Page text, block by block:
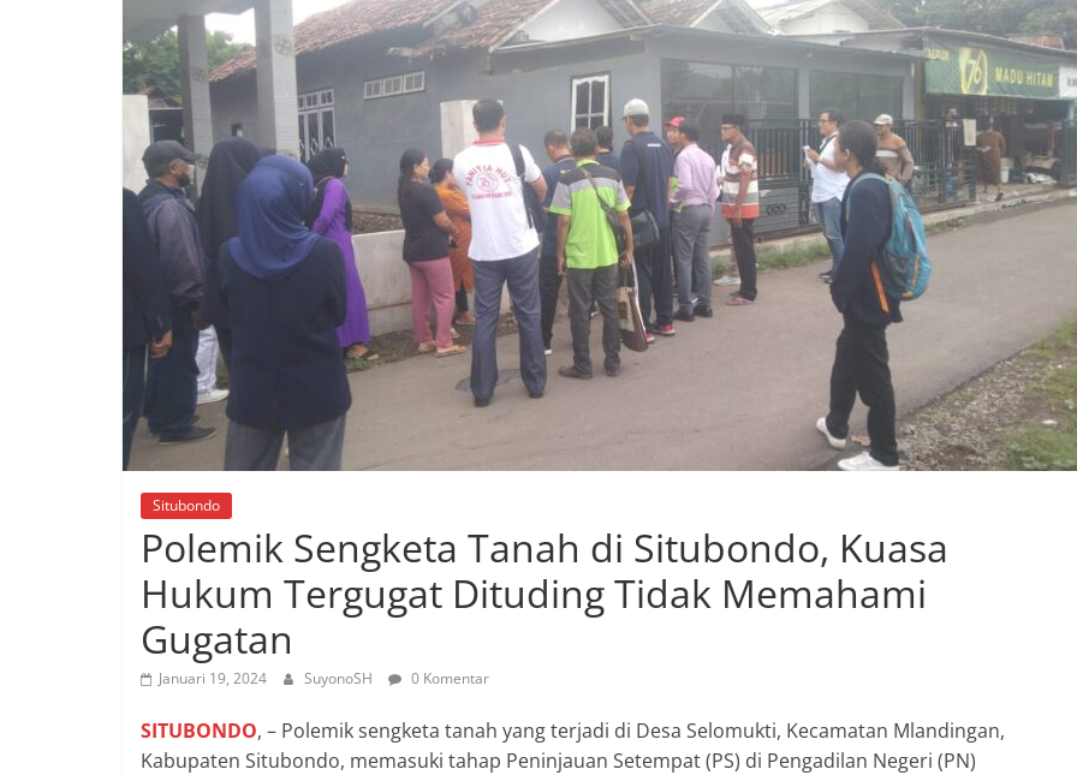
Situbondo
Polemik Sengketa Tanah di Situbondo, Kuasa
Hukum Tergugat Dituding Tidak Memahami
Gugatan
Januari 19, 2024 SuyonoSH 0 Komentar
SITUBONDO, – Polemik sengketa tanah yang terjadi di Desa Selomukti, Kecamatan Mlandingan,
Kabupaten Situbondo, memasuki tahap Peninjauan Setempat (PS) di Pengadilan Negeri (PN)
Breaking news
Situbondo
Tragedi Meninggalnya
Seorang Pria Saat Mandi
Sumber Mata Air Desa
Situbondo
Agustus 11, 2023